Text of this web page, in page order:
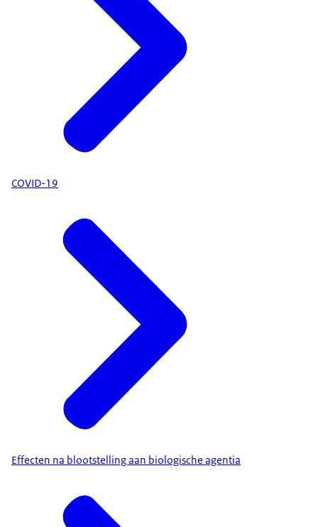
COVID-19
Effecten na blootstelling aan biologische agentia